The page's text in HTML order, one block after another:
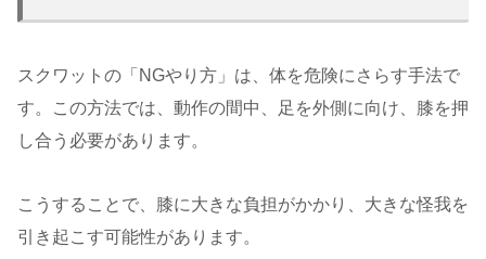
スクワットの「NGやり方」は、体を危険にさらす手法で
す。この方法では、動作の間中、足を外側に向け、膝を押
し合う必要があります。
こうすることで、膝に大きな負担がかかり、大きな怪我を
引き起こす可能性があります。